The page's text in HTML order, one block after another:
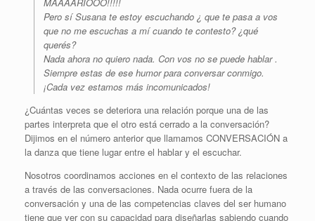
Pero sí Susana te estoy escuchando ¿ que te pasa a vos
que no me escuchas a mí cuando te contesto? ¿qué
querés?
Nada ahora no quiero nada. Con vos no se puede hablar .
Siempre estas de ese humor para conversar conmigo.
¡Cada vez estamos más incomunicados!
¿Cuántas veces se deteriora una relación porque una de las
partes interpreta que el otro está cerrado a la conversación?
Dijimos en el número anterior que llamamos CONVERSACIÓN a
la danza que tiene lugar entre el hablar y el escuchar.
Nosotros coordinamos acciones en el contexto de las relaciones
a través de las conversaciones. Nada ocurre fuera de la
conversación y una de las competencias claves del ser humano
tiene que ver con su capacidad para diseñarlas sabiendo cuando